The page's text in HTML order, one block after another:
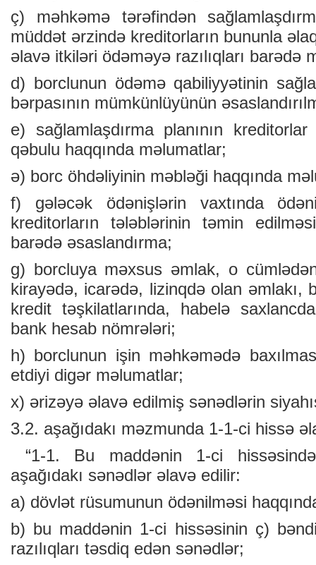
ç) məhkəmə tərəfindən
müddət ərzində kreditorların bununla
əlavə itkiləri ödəməyə razılıqları barədə
d) borclunun ödəmə qabiliyyətinin
bərpasının mümkünlüyünün
e) sağlamlaşdırma planının kreditorlar
qəbulu haqqında məlumatlar;
ə) borc öhdəliyinin məbləği haqqında
f) gələcək ödənişlərin vaxtında
kreditorların tələblərinin təmin
barədə əsaslandırma;
g) borcluya məxsus əmlak, o
kirayədə, icarədə, lizinqdə olan əmlakı,
kredit təşkilatlarında, habelə
bank hesab nömrələri;
h) borclunun işin məhkəmədə
etdiyi digər məlumatlar;
x) ərizəyə əlavə edilmiş sənədlərin
3.2. aşağıdakı məzmunda 1-1-ci hissə
“1-1. Bu maddənin 1-ci
aşağıdakı sənədlər əlavə edilir:
a) dövlət rüsumunun ödənilməsi
b) bu maddənin 1-ci hissəsinin ç)
razılıqları təsdiq edən sənədlər;